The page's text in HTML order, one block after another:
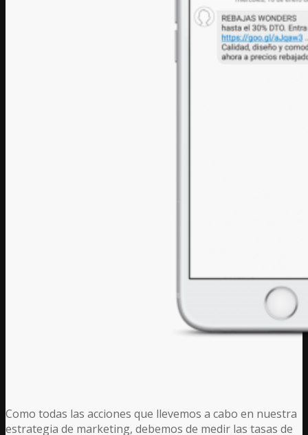
Como todas las acciones que llevemos a cabo en nuestra
estrategia de marketing, debemos de medir las tasas de